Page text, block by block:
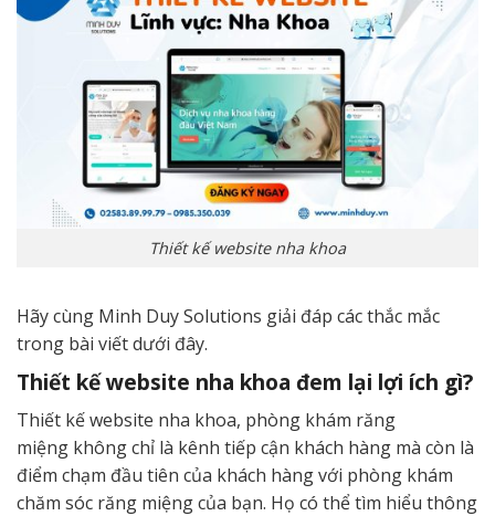
Thiết kế website nha khoa
Hãy cùng Minh Duy Solutions giải đáp các thắc mắc
trong bài viết dưới đây.
Thiết kế website nha khoa đem lại lợi ích gì?
Thiết kế website nha khoa, phòng khám răng
miệng không chỉ là kênh tiếp cận khách hàng mà còn là
điểm chạm đầu tiên của khách hàng với phòng khám
chăm sóc răng miệng của bạn. Họ có thể tìm hiểu thông